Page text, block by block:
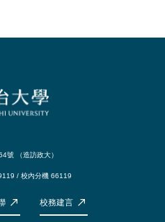
號 （造訪政大）
/ 校內分機 66119
校務建言